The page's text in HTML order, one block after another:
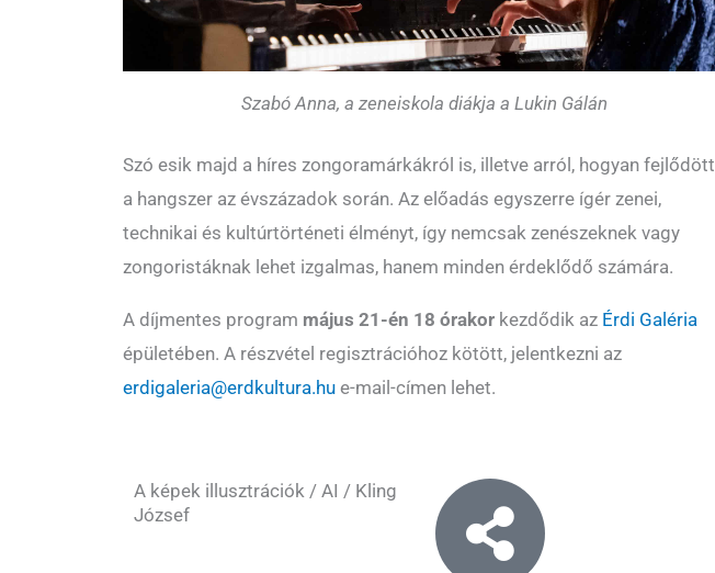
Szabó Anna, a zeneiskola diákja a Lukin Gálán
Szó esik majd a híres zongoramárkákról is, illetve arról, hogyan fejlődött
a hangszer az évszázadok során. Az előadás egyszerre ígér zenei,
technikai és kultúrtörténeti élményt, így nemcsak zenészeknek vagy
zongoristáknak lehet izgalmas, hanem minden érdeklődő számára.
A díjmentes program május 21-én 18 órakor kezdődik az Érdi Galéria
épületében. A részvétel regisztrációhoz kötött, jelentkezni az
erdigaleria@erdkultura.hu e-mail-címen lehet.
A képek illusztrációk / AI / Kling
József